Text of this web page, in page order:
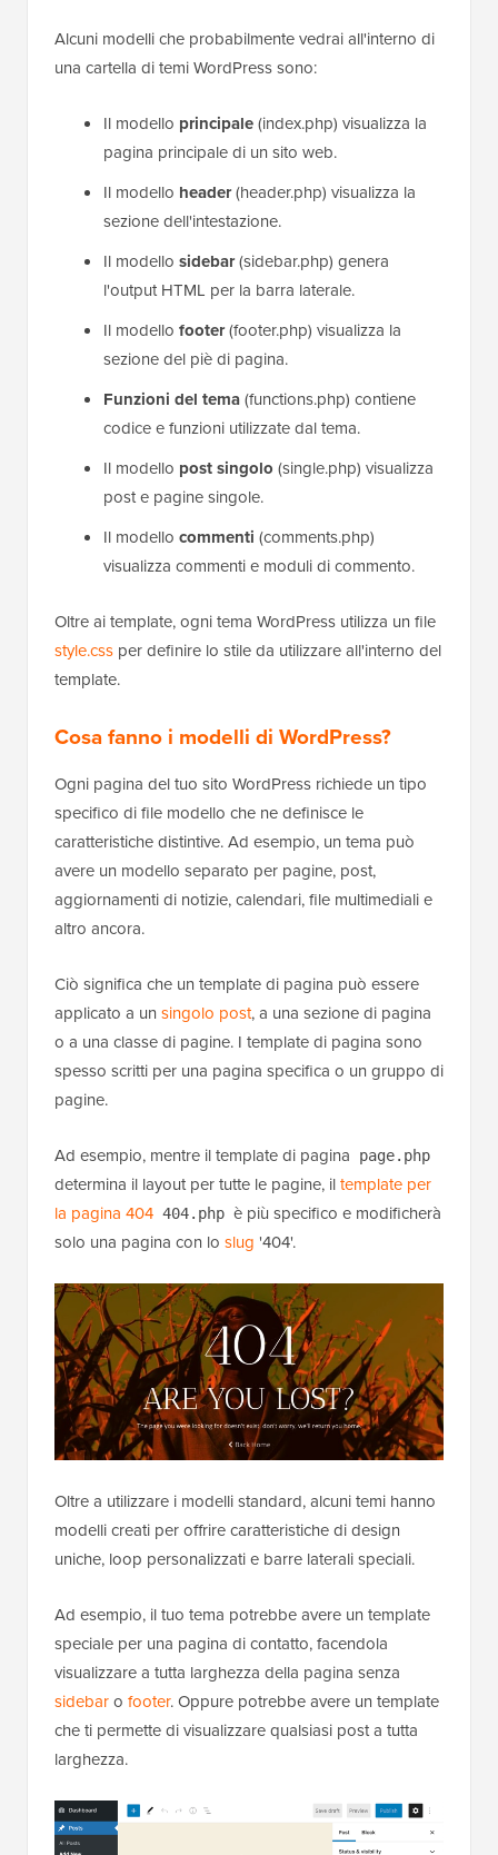
Alcuni modelli che probabilmente vedrai all'interno di
una cartella di temi WordPress sono:
Il modello principale(index.php) visualizza la
pagina principale di un sito web.
Il modello header(header.php) visualizza la
sezione dell'intestazione.
Il modello sidebar(sidebar.php) genera
l'output HTML per la barra laterale.
Il modello footer(footer.php) visualizza la
sezione del piè di pagina.
Funzioni del tema(functions.php) contiene
codice e funzioni utilizzate dal tema.
Il modello post singolo (single.php) visualizza
post e pagine singole.
Il modello commenti (comments.php)
visualizza commenti e moduli di commento.
Oltre ai template, ogni tema WordPress utilizza un file
style.css per definire lo stile da utilizzare all'interno del
template.
Cosa fanno i modelli di WordPress?
Ogni pagina del tuo sito WordPress richiede un tipo
specifico di file modello che ne definisce le
caratteristiche distintive. Ad esempio, un tema può
avere un modello separato per pagine, post,
aggiornamenti di notizie, calendari, file multimediali e
altro ancora.
Ciò significa che un template di pagina può essere
applicato a un singolo post, a una sezione di pagina
o a una classe di pagine. I template di pagina sono
spesso scritti per una pagina specifica o un gruppo di
pagine.
Ad esempio, mentre il template di pagina page.php
determina il layout per tutte le pagine, iltemplate per
la pagina 404 404.php è più specifico e modificherà
solo una pagina con lo slug '404'.
Oltre a utilizzare i modelli standard, alcuni temi hanno
modelli creati per offrire caratteristiche di design
uniche, loop personalizzati e barre laterali speciali.
Ad esempio, il tuo tema potrebbe avere un template
speciale per una pagina di contatto, facendola
visualizzare a tutta larghezza della pagina senza
sidebaro footer. Oppure potrebbe avere un template
che ti permette di visualizzare qualsiasi post a tutta
larghezza.